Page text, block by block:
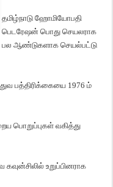
தமிழ்நாடு ஹோமியோபதி
பெடரேஷன் பொது செயலராக
பல ஆண்டுகளாக செயல்பட்டு
பத்திரிக்கையை 1976 ம்
பொறுப்புகள் வகித்து
கவுன்சிலில் உறுப்பினராக